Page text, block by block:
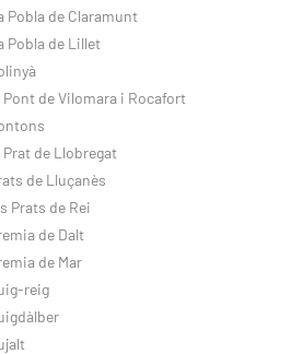
Pobla de Claramunt
Pobla de Lillet
Pont de Vilomara i Rocafort
Prat de Llobregat
de Lluçanès
Prats de Rei
de Dalt
de Mar
reig